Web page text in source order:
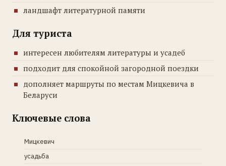
ландшафт литературной памяти
Для туриста
интересен любителям литературы и усадеб
подходит для спокойной загородной поездки
дополняет маршруты по местам Мицкевича в
Беларуси
Ключевые слова
Мицкевич
усадьба